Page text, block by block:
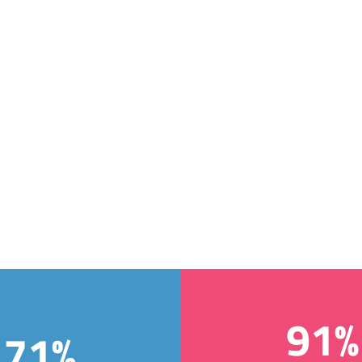
91%